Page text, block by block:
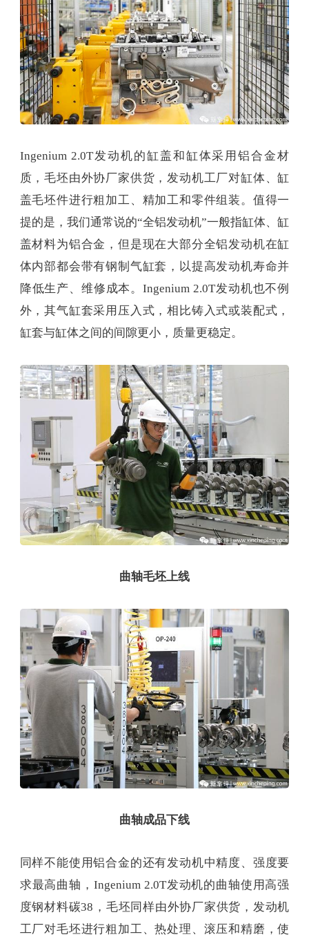
Ingenium 2.0T发动机的缸盖和缸体采用铝合金材
质，毛坯由外协厂家供货，发动机工厂对缸体、缸
盖毛坯件进行粗加工、精加工和零件组装。值得一
提的是，我们通常说的“全铝发动机”一般指缸体、缸
盖材料为铝合金，但是现在大部分全铝发动机在缸
体内部都会带有钢制气缸套，以提高发动机寿命并
降低生产、维修成本。Ingenium 2.0T发动机也不例
外，其气缸套采用压入式，相比铸入式或装配式，
缸套与缸体之间的间隙更小，质量更稳定。
曲轴毛坯上线
曲轴成品下线
同样不能使用铝合金的还有发动机中精度、强度要
求最高曲轴，Ingenium 2.0T发动机的曲轴使用高强
度钢材料碳38，毛坯同样由外协厂家供货，发动机
工厂对毛坯进行粗加工、热处理、滚压和精磨，使